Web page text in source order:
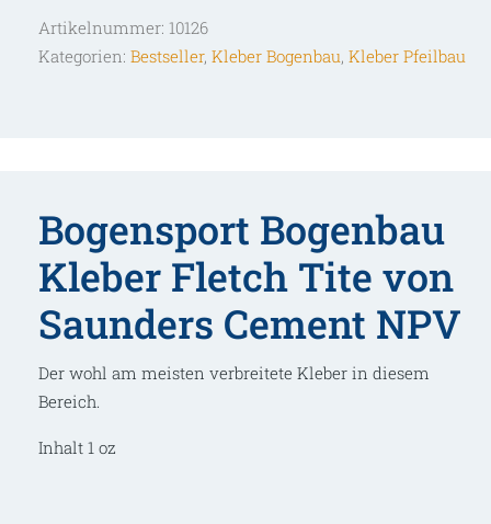
von
Saunders
Artikelnummer: 10126
Kategorien: Bestseller, Kleber Bogenbau, Kleber Pfeilbau
Bogensport Bogenbau
Kleber Fletch Tite von
Saunders Cement NPV
Der wohl am meisten verbreitete Kleber in diesem
Bereich.
Inhalt 1 oz